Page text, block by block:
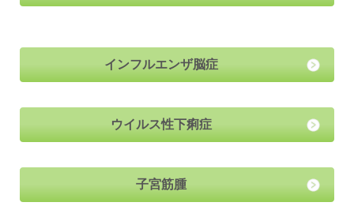
インフルエンザ脳症
ウイルス性下痢症
子宮筋腫